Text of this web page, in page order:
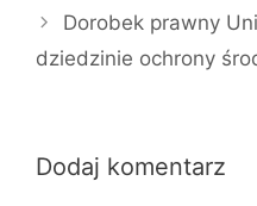
Dorobek prawny
dziedzinie ochrony
Dodaj komentarz